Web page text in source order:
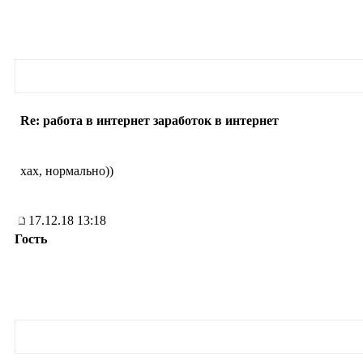
Re: работа в интернет заработок в интернет
хах, нормально))
17.12.18 13:18
Гость